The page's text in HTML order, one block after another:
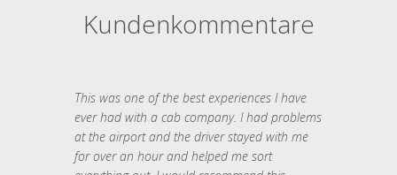
Kundenkommentare
This was one of the best experiences I have
ever had with a cab company. I had problems
at the airport and the driver stayed with me
for over an hour and helped me sort